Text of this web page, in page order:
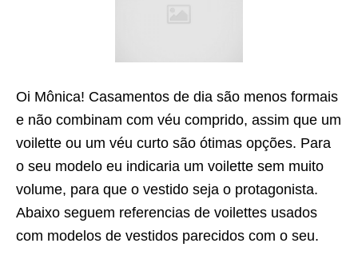
Oi Mônica! Casamentos de dia são menos formais
e não combinam com véu comprido, assim que um
voilette ou um véu curto são ótimas opções. Para
o seu modelo eu indicaria um voilette sem muito
volume, para que o vestido seja o protagonista.
Abaixo seguem referencias de voilettes usados
com modelos de vestidos parecidos com o seu.